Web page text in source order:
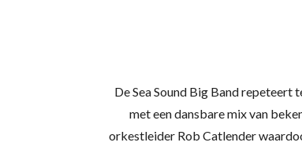
De Sea Sound Big Band
met een dansbare mix van
orkestleider Rob Catlender